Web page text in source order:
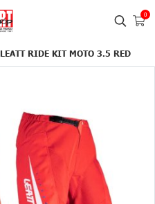
0
LEATT RIDE KIT MOTO 3.5 RED